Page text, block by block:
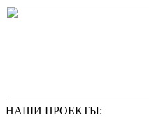
НАШИ ПРОЕКТЫ: